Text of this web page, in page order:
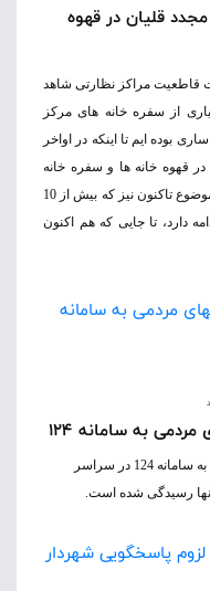
قلیان در قهوه
قاطعیت مراکز نظارتی شاهد
از سفره خانه های مرکز
بوده ایم تا اینکه در اواخر
قهوه خانه ها و سفره خانه
های حتی سطح شهر بوده ایم و استمرار این موضوع تاکنون نیز که بیش از 10
دارد، تا جایی که هم اکنون
تعداد 6780 گزارش مردمی طی 11 ماه گذشته به سامانه 124 در سراسر